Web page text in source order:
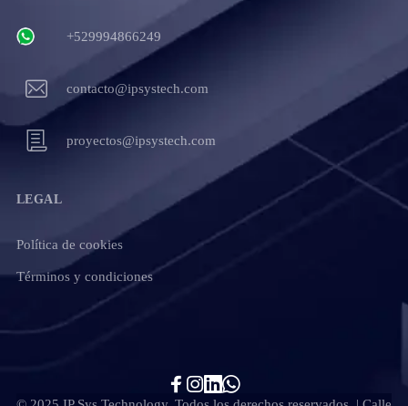
+529994866249
contacto@ipsystech.com
proyectos@ipsystech.com
LEGAL
Política de cookies
Términos y condiciones